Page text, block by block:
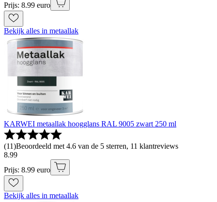
Prijs: 8.99 euro
Bekijk alles in metaallak
KARWEI metaallak hoogglans RAL 9005 zwart 250 ml
(11)Beoordeeld met 4.6 van de 5 sterren, 11 klantreviews
8.99
Prijs: 8.99 euro
Bekijk alles in metaallak